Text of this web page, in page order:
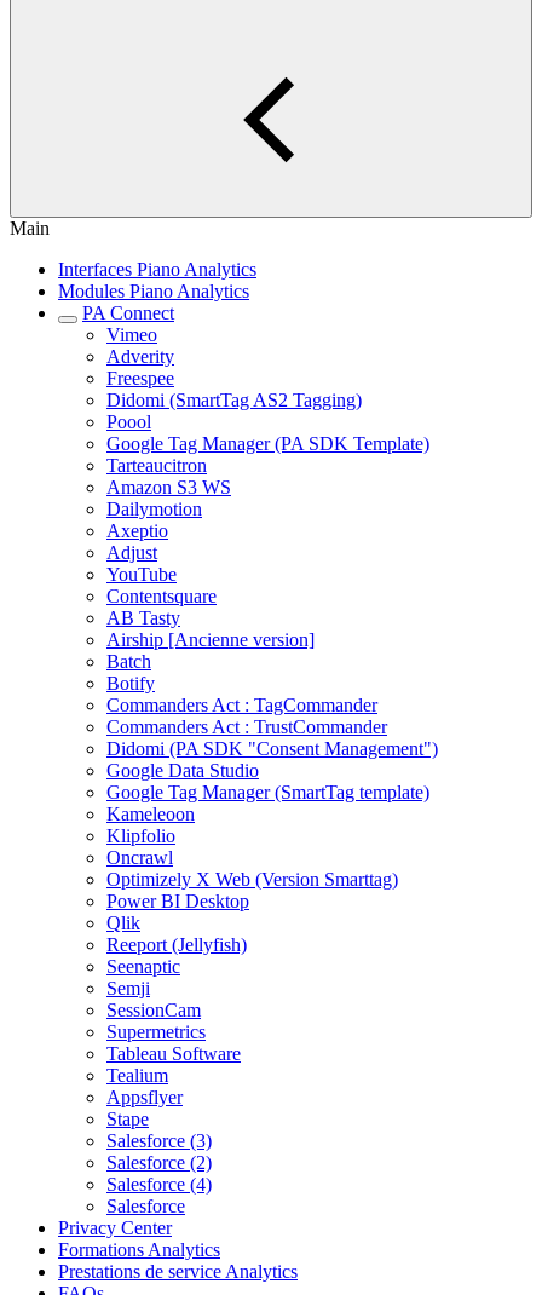
Main
Interfaces Piano Analytics
Modules Piano Analytics
PA Connect
Vimeo
Adverity
Freespee
Didomi (SmartTag AS2 Tagging)
Poool
Google Tag Manager (PA SDK Template)
Tarteaucitron
Amazon S3 WS
Dailymotion
Axeptio
Adjust
YouTube
Contentsquare
AB Tasty
Airship [Ancienne version]
Batch
Botify
Commanders Act : TagCommander
Commanders Act : TrustCommander
Didomi (PA SDK "Consent Management")
Google Data Studio
Google Tag Manager (SmartTag template)
Kameleoon
Klipfolio
Oncrawl
Optimizely X Web (Version Smarttag)
Power BI Desktop
Qlik
Reeport (Jellyfish)
Seenaptic
Semji
SessionCam
Supermetrics
Tableau Software
Tealium
Appsflyer
Stape
Salesforce (3)
Salesforce (2)
Salesforce (4)
Salesforce
Privacy Center
Formations Analytics
Prestations de service Analytics